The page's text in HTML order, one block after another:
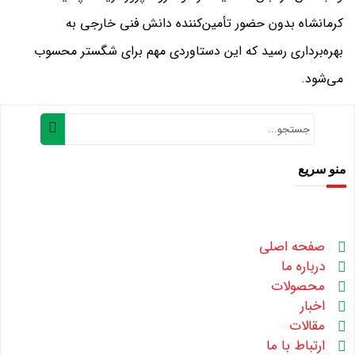
کرمانشاه بدون حضور تأمین‌کننده دانش فنی خارجی به
بهره‌برداری رسید که این دستاوردی مهم برای شگستر محسوب
می‌شود.
منو سریع
صفحه اصلی
درباره ما
محصولات
اخبار
مقالات
ارتباط با ما